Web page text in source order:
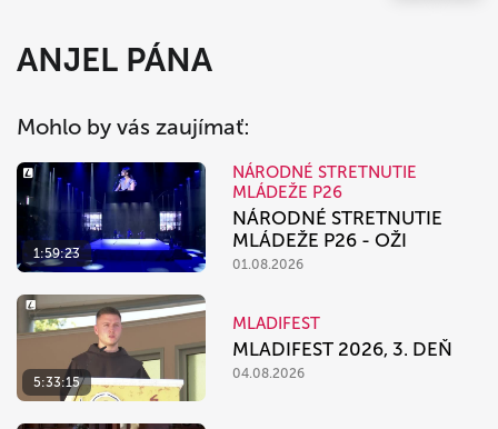
ANJEL PÁNA
Mohlo by vás zaujímať:
1:59:23
NÁRODNÉ STRETNUTIE
MLÁDEŽE P26
NÁRODNÉ STRETNUTIE
MLÁDEŽE P26 - OŽI
01.08.2026
5:33:15
MLADIFEST
MLADIFEST 2026, 3. DEŇ
04.08.2026